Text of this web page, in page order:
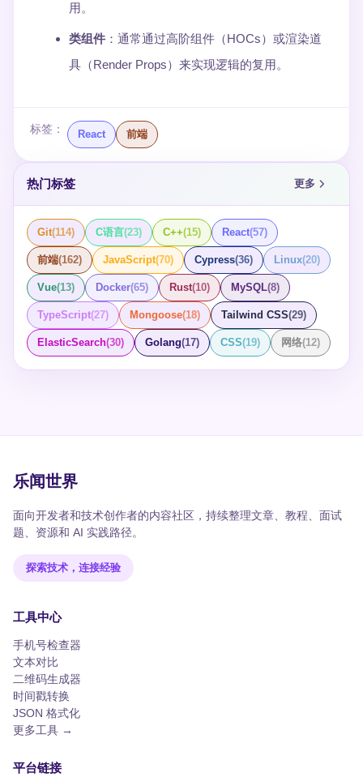
用。
类组件 ：通常通过高阶组件（HOCs）或渲染道
具（Render Props）来实现逻辑的复用。
标签： React 前端
热门标签 更多
Git(114) C语言(23) C++(15) React(57)
前端(162) JavaScript(70) Cypress(36) Linux(20)
Vue(13) Docker(65) Rust(10) MySQL(8)
TypeScript(27) Mongoose(18) Tailwind CSS(29)
ElasticSearch(30) Golang(17) CSS(19) 网络(12)
乐闻世界
面向开发者和技术创作者的内容社区，持续整理文章、教程、面试
题、资源和 AI 实践路径。
探索技术，连接经验
工具中心
手机号检查器
文本对比
二维码生成器
时间戳转换
JSON 格式化
更多工具 →
平台链接